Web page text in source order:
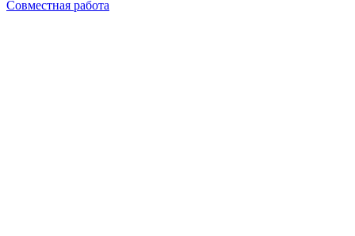
Совместная работа